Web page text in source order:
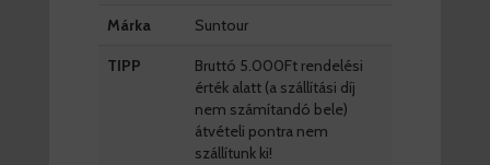
Márka Suntour
TIPP
Bruttó 5.000Ft rendelési
érték alatt (a szállítási díj
nem számítandó bele)
átvételi pontra nem
szállítunk ki!